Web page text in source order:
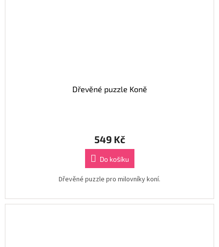
Dřevěné puzzle Koně
549 Kč
Do košíku
Dřevěné puzzle pro milovníky koní.